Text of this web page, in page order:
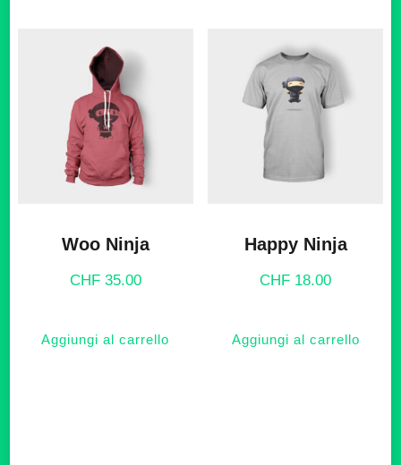
Woo Ninja
CHF35.00
Aggiungi al carrello
Happy Ninja
CHF 18.00
Aggiungi al carrello